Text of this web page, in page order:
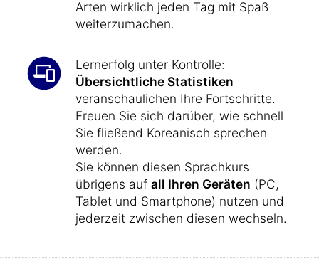
Arten wirklich jeden Tag mit Spaß
weiterzumachen.
Lernerfolg unter Kontrolle:
Übersichtliche Statistiken
veranschaulichen Ihre Fortschritte.
Freuen Sie sich darüber, wie schnell
Sie fließend Koreanisch sprechen
werden.
Sie können diesen Sprachkurs
übrigens auf all Ihren Geräten (PC,
Tablet und Smartphone) nutzen und
jederzeit zwischen diesen wechseln.